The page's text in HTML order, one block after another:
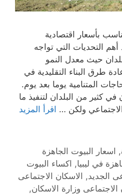
بأسعار اقتصادية
التحديات التي تواجه
حيث معدل النمو
طرق البناء التقليدية في
المتنامية يوما بعد يوم.
كثير من البلدان لتنفيذ ما
ولكن … اقرأ المزيد
اسعار البيوت الجاهزة
في ليبيا, اكساء البيوت
الجديد, الاسكان الاجتماعى
الاجتماعى وزارة الاسكان,